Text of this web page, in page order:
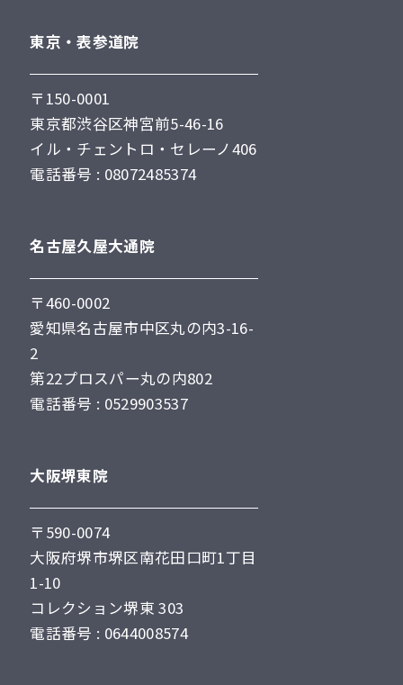
東京・表参道院
〒150-0001
東京都渋谷区神宮前5-46-16
イル・チェントロ・セレーノ406
電話番号 : 08072485374
名古屋久屋大通院
〒460-0002
愛知県名古屋市中区丸の内3-16-
2
第22プロスパー丸の内802
電話番号 : 0529903537
大阪堺東院
〒590-0074
大阪府堺市堺区南花田口町1丁目
1-10
コレクション堺東 303
電話番号 : 0644008574